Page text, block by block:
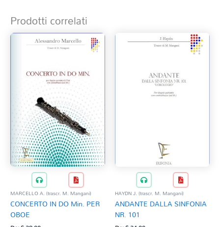
Prodotti correlati
MARCELLO A. (trascr. M. Mangani)
CONCERTO IN DO Min. PER
OBOE
HAYDN J. (trascr. M. Mangani)
ANDANTE DALLA SINFONIA
NR. 101